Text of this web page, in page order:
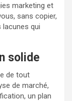
marketing et
sans copier,
lacunes qui
solide
de tout
de marché,
un plan